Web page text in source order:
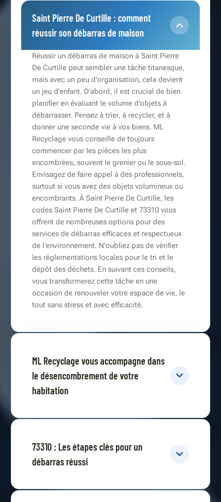
Saint Pierre De Curtille : comment
réussir son débarras de maison
Réussir un débarras de maison à Saint Pierre
De Curtille peut sembler une tâche titanesque,
mais avec un peu d'organisation, cela devient
un jeu d'enfant. D'abord, il est crucial de bien
planifier en évaluant le volume d'objets à
débarrasser. Pensez à trier, à recycler, et à
donner une seconde vie à vos biens. ML
Recyclage vous conseille de toujours
commencer par les pièces les plus
encombrées, souvent le grenier ou le sous-sol.
Envisagez de faire appel à des professionnels,
surtout si vous avez des objets volumineux ou
encombrants. À Saint Pierre De Curtille, les
codes Saint Pierre De Curtille et 73310 vous
offrent de nombreuses options pour des
services de débarras efficaces et respectueux
de l'environnement. N'oubliez pas de vérifier
les réglementations locales pour le tri et le
dépôt des déchets. En suivant ces conseils,
vous transformerez cette tâche en une
occasion de renouveler votre espace de vie, le
tout sans stress et avec efficacité.
ML Recyclage vous accompagne dans
le désencombrement de votre
habitation
73310 : Les étapes clés pour un
débarras réussi